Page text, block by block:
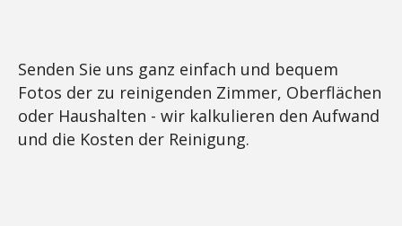
Senden Sie uns ganz einfach und bequem
Fotos der zu reinigenden Zimmer, Oberflächen
oder Haushalten - wir kalkulieren den Aufwand
und die Kosten der Reinigung.